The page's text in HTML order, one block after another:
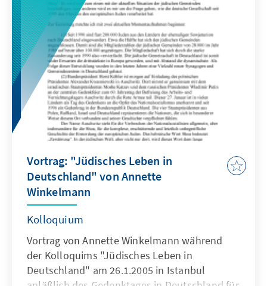
Vortrag: "Jüdisches Leben in
Deutschland" von Annette
Winkelmann
Kolloquium
Vortrag von Annette Winkelmann während
der Kolloquims "Jüdisches Leben in
Deutschland" am 26.1.2005 in Istanbul